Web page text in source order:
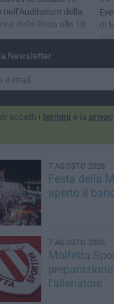
nell’Auditorium della
della Rosa alle 18
di
Newsletter
accetti i termini e la
7 AGOSTO 2026
Festa della
aperto il
7 AGOSTO 2026
Molfetta
l'allenatore